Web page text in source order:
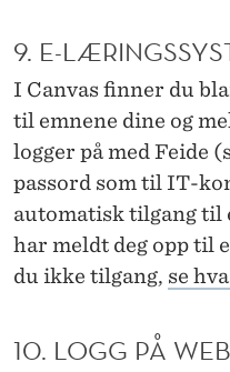
9. E-
I Canvas finner du
til emnene dine og
logger på med Feide
passord som til IT-
automatisk tilgang til
har meldt deg opp til
du ikke tilgang, se
10. LOGG PÅ